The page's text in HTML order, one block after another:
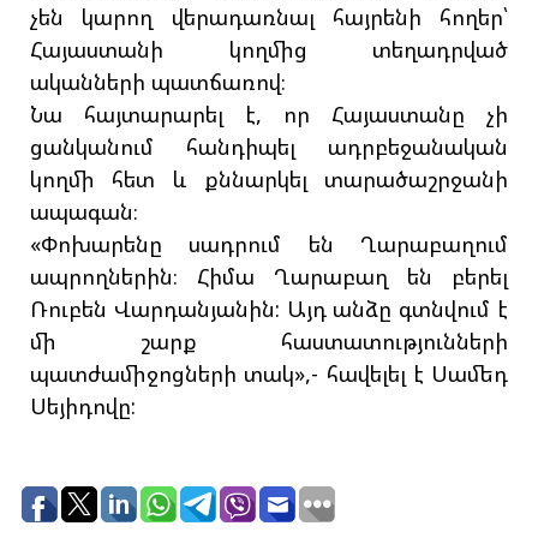
չեն կարող վերադառնալ հայրենի հողեր՝
Հայաստանի կողմից տեղադրված
ականների պատճառով։
Նա հայտարարել է, որ Հայաստանը չի
ցանկանում հանդիպել ադրբեջանական
կողմի հետ և քննարկել տարածաշրջանի
ապագան։
«Փոխարենը սադրում են Ղարաբաղում
ապրողներին։ Հիմա Ղարաբաղ են բերել
Ռուբեն Վարդանյանին: Այդ անձը գտնվում է
մի շարք հաստատությունների
պատժամիջոցների տակ»,- հավելել է Սամեդ
Սեյիդովը: